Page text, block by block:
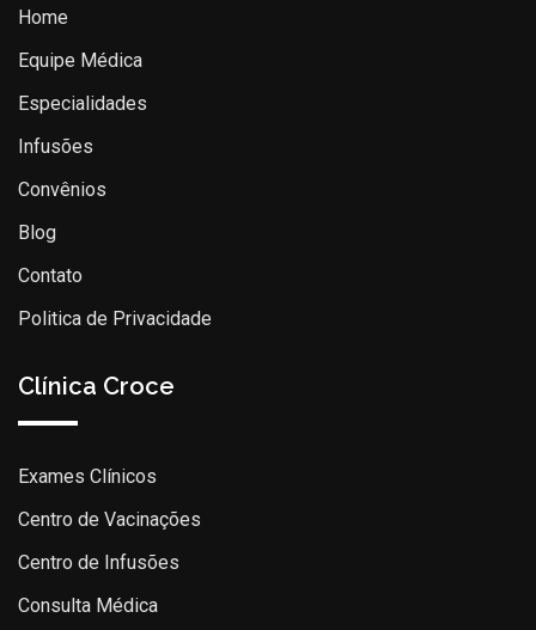
Home
Equipe Médica
Especialidades
Infusões
Convênios
Blog
Contato
Politica de Privacidade
Clínica Croce
Exames Clínicos
Centro de Vacinações
Centro de Infusões
Consulta Médica